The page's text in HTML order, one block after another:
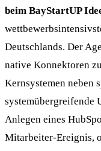
beim BayStartUP
Deutschlands. Der
native Konnektoren
Kernsystemen neben
systemübergreifende
Anlegen eines
Mitarbeiter-Ereignis,